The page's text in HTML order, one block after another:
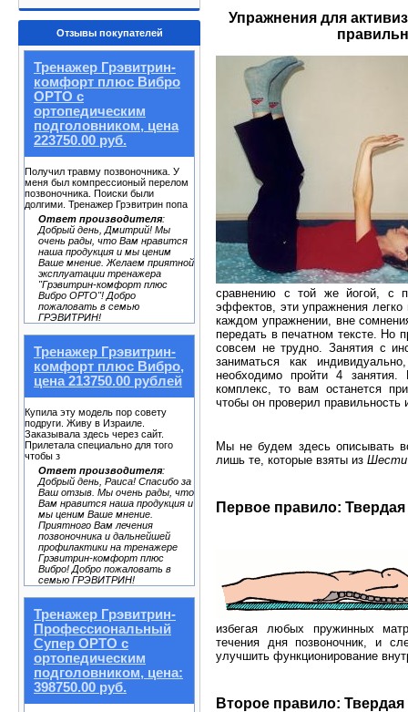
Отзывы покупателей
Тренажер Грэвитрин-
комфорт плюс Вибро
ОРТО с
ортопедическим
подголовником, цена
223750.00 руб.
Получил травму позвоночника. У
меня был компрессионый перелом
позвоночника. Поиски были
долгими. Тренажер Грэвитрин попа
Ответ производителя:
Добрый день, Дмитрий! Мы
очень рады, что Вам нравится
наша продукция и мы ценим
Ваше мнение. Желаем приятной
эксплуатации тренажера
"Грэвитрин-комфорт плюс
Вибро ОРТО"! Добро
пожаловать в семью
ГРЭВИТРИН!
Тренажер Грэвитрин-
комфорт плюс Вибро,
цена 213750.00 рублей
Купила эту модель пор совету
подруги. Живу в Израиле.
Заказывала здесь через сайт.
Прилетала специально для того
чтобы з
Ответ производителя:
Добрый день, Раиса! Спасибо за
Ваш отзыв. Мы очень рады, что
Вам нравится наша продукция и
мы ценим Ваше мнение.
Приятного Вам лечения
позвоночника и дальнейшей
профилактики на тренажере
Грэвитрин-комфорт плюс
Вибро! Добро пожаловать в
семью ГРЭВИТРИН!
Тренажер Грэвитрин-
Профессиональный
Супер ОРТО с
ортопедическим
подголовником, цена:
398750.00 руб.
Упражнения для
сравнению с той же йогой, с
эффектов, эти упражнения
каждом упражнении, вне
передать в печатном тексте. Но
совсем не трудно. Занятия с
заниматься как
необходимо пройти 4 занятия.
комплекс, то вам останется
чтобы он проверил правильность
Мы не будем здесь описывать
лишь те, которые взяты из Шести
Первое правило:
избегая любых пружинных
течения дня позвоночник, и
улучшить функционирование
Второе правило: